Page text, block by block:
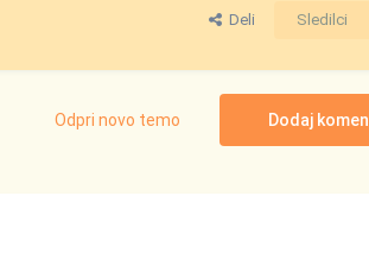
Deli Sledilci
Dodaj
Odpri novo temo